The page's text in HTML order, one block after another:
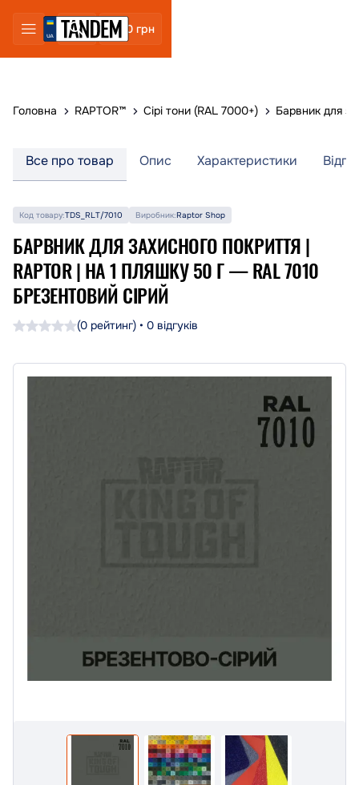
0 грн
Головна RAPTOR™ Сірі тони (RAL 7000+) Барвник для
Все про товар Опис Характеристики
Код товару:TDS_RLT/7010 Виробник:Raptor Shop
БАРВНИК ДЛЯ ЗАХИСНОГО ПОКРИТТЯ |
RAPTOR | НА 1 ПЛЯШКУ 50 Г — RAL 7010
БРЕЗЕНТОВИЙ СІРИЙ
(0 рейтинг) • 0 відгуків